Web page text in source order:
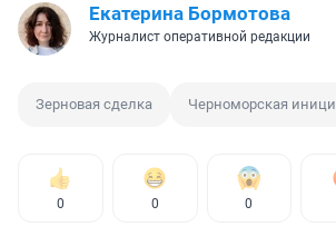
Екатерина Бормотова
Журналист оперативной редакции
Зерновая сделка Черноморская
0 0 0